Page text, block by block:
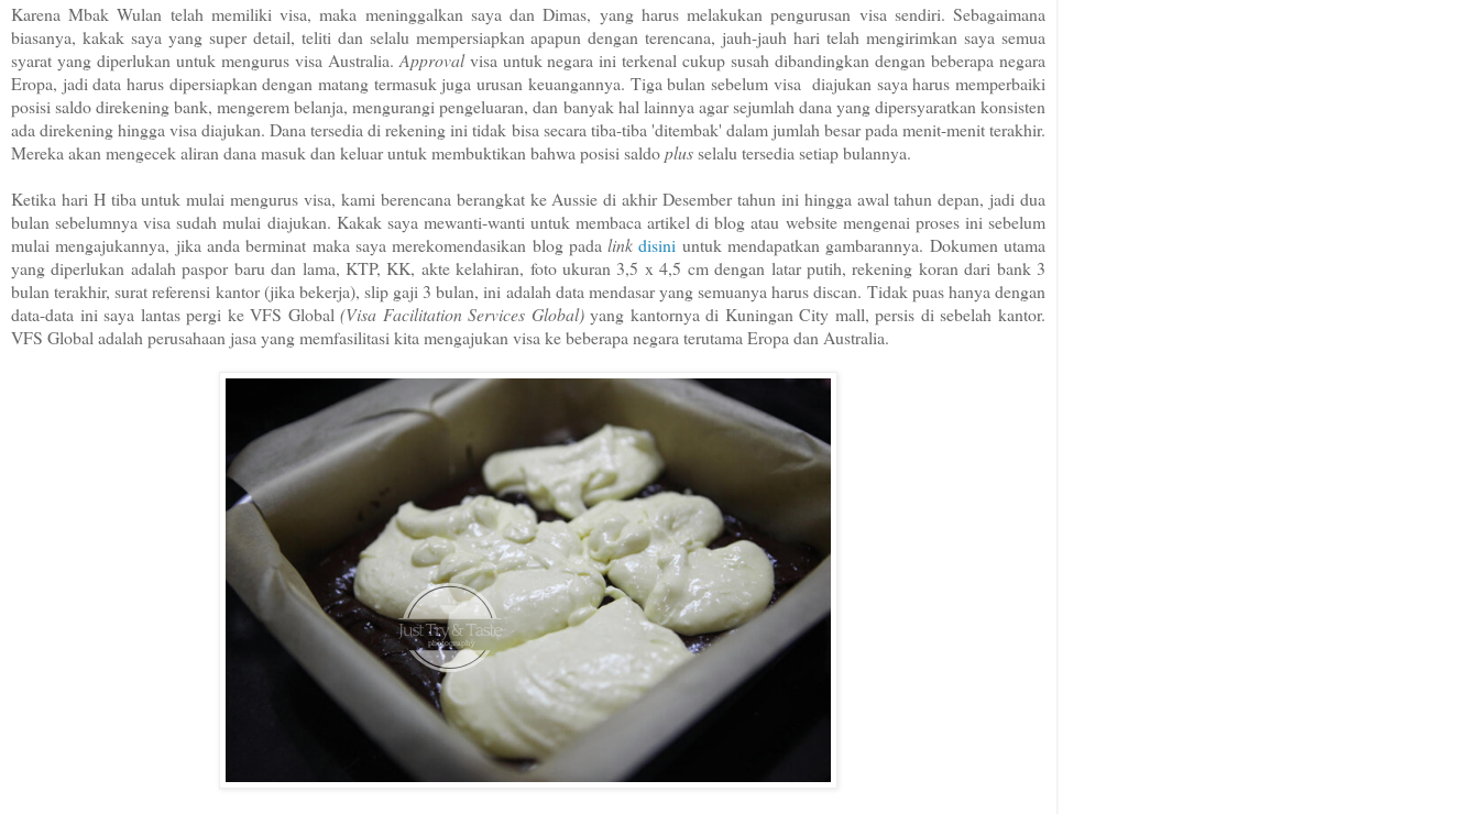
Karena Mbak Wulan telah memiliki visa, maka meninggalkan saya dan Dimas, yang harus melakukan pengurusan visa sendiri. Sebagaimana
biasanya, kakak saya yang super detail, teliti dan selalu mempersiapkan apapun dengan terencana, jauh-jauh hari telah mengirimkan saya semua
syarat yang diperlukan untuk mengurus visa Australia. Approvalvisa untuk negara ini terkenal cukup susah dibandingkan dengan beberapa negara
Eropa, jadi data harus dipersiapkan dengan matang termasuk juga urusan keuangannya. Tiga bulan sebelum visa diajukan saya harus memperbaiki
posisi saldo direkening bank, mengerem belanja, mengurangi pengeluaran, dan banyak hal lainnya agar sejumlah dana yang dipersyaratkan konsisten
ada direkening hingga visa diajukan. Dana tersedia di rekening ini tidak bisa secara tiba-tiba 'ditembak' dalam jumlah besar pada menit-menit terakhir.
Mereka akan mengecek aliran dana masuk dan keluar untuk membuktikan bahwa posisi saldoplusselalu tersedia setiap bulannya.
Ketika hari H tiba untuk mulai mengurus visa, kami berencana berangkat ke Aussie di akhir Desember tahun ini hingga awal tahun depan, jadi dua
bulan sebelumnya visa sudah mulai diajukan. Kakak saya mewanti-wanti untuk membaca artikel di blog atau website mengenai proses ini sebelum
mulai mengajukannya, jika anda berminat maka saya merekomendasikan blog padalinkdisini untuk mendapatkan gambarannya. Dokumen utama
yang diperlukan adalah paspor baru dan lama, KTP, KK, akte kelahiran, foto ukuran 3,5 x 4,5 cm dengan latar putih, rekening koran dari bank 3
bulan terakhir, surat referensi kantor (jika bekerja), slip gaji 3 bulan, ini adalah data mendasar yang semuanya harus discan. Tidak puas hanya dengan
data-data ini saya lantas pergi ke VFS Global(Visa Facilitation Services Global)yang kantornya di Kuningan City mall, persis di sebelah kantor.
VFS Global adalah perusahaan jasa yang memfasilitasi kita mengajukan visa ke beberapa negara terutama Eropa dan Australia.